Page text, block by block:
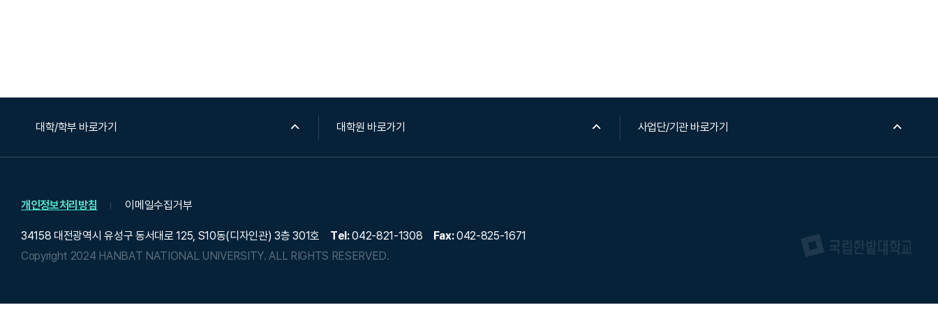
대학/학부 바로가기 대학원 바로가기 사업단/기관 바로가기
개인정보처리방침 이메일수집거부
34158 대전광역시 유성구 동서대로 125, S10동(디자인관) 3층 301호 Tel:042-821-1308 Fax:042-825-1671
Copyright 2024 HANBAT NATIONAL UNIVERSITY.ALL RIGHTS RESERVED.